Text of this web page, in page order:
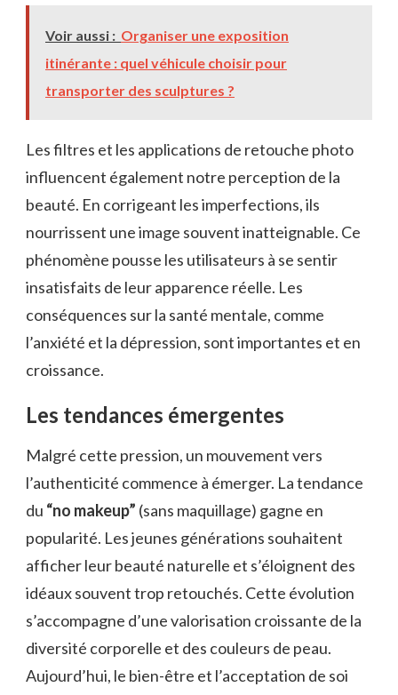
Voir aussi : Organiser une exposition
itinérante : quel véhicule choisir pour
transporter des sculptures ?
Les filtres et les applications de retouche photo
influencent également notre perception de la
beauté. En corrigeant les imperfections, ils
nourrissent une image souvent inatteignable. Ce
phénomène pousse les utilisateurs à se sentir
insatisfaits de leur apparence réelle. Les
conséquences sur la santé mentale, comme
l’anxiété et la dépression, sont importantes et en
croissance.
Les tendances émergentes
Malgré cette pression, un mouvement vers
l’authenticité commence à émerger. La tendance
du “no makeup” (sans maquillage) gagne en
popularité. Les jeunes générations souhaitent
afficher leur beauté naturelle et s’éloignent des
idéaux souvent trop retouchés. Cette évolution
s’accompagne d’une valorisation croissante de la
diversité corporelle et des couleurs de peau.
Aujourd’hui, le bien-être et l’acceptation de soi